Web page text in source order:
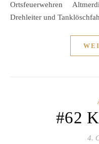
Ortsfeuerwehren
Drehleiter und
#62
4.